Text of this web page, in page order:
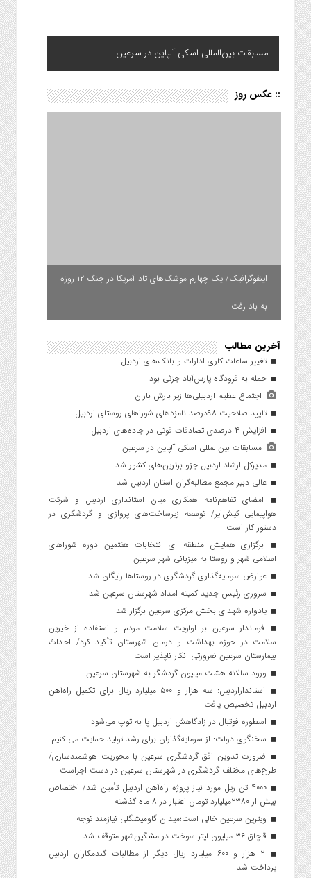
مسابقات بین‌المللی اسکی آلپاین در سرعین
:: عکس روز
اینفوگرافیک/ یک چهارم موشک‌های تاد آمریکا در جنگ ۱۲ روزه
به باد رفت
آخرین مطالب
تغییر ساعات کاری ادارات و بانک‌های اردبیل
حمله به فرودگاه پارس‌‌آباد جزئی بود
اجتماع عظیم اردبیلی‌ها زیر بارش باران
تایید صلاحیت ۹۸درصد نامزدهای شوراهای روستای اردبیل
افزایش ۴ درصدی تصادفات فوتی در جاده‌های اردبیل
مسابقات بین‌المللی اسکی آلپاین در سرعین
مدیرکل ارشاد اردبیل جزو برترین‌های کشور شد
عالی دبیر مجمع مطالبه‌گران استان اردبیل شد
امضای تفاهم‌نامه همکاری میان استانداری اردبیل و شرکت
هواپیمایی کیش‌ایر/ توسعه زیرساخت‌های پروازی و گردشگری در
دستور کار است
برگزاری همایش منطقه ای انتخابات هفتمین دوره شوراهای
اسلامی شهر و روستا به میزبانی شهر سرعین
عوارض سرمایه‌گذاری گردشگری در روستاها رایگان شد
سروری رئیس جدید کمیته امداد شهرستان سرعین شد
یادواره شهدای بخش مرکزی سرعین برگزار شد
فرماندار سرعین بر اولویت سلامت مردم و استفاده از خیرین
سلامت در حوزه بهداشت و درمان شهرستان تأکید کرد/ احداث
بیمارستان سرعین ضرورتی انکار ناپذیر است
ورود سالانه هشت میلیون گردشگر به شهرستان سرعین
استانداراردبیل: سه هزار و ۵۰۰ میلیارد ریال برای تکمیل راه‌آهن
اردبیل تخصیص یافت
اسطوره فوتبال در زادگاهش اردبیل پا به توپ می‌شود
سخنگوی دولت: از سرمایه‌گذاران برای رشد تولید حمایت می کنیم
ضرورت تدوین افق گردشگری سرعین با محوریت هوشمندسازی/
طرح‌های مختلف گردشگری در شهرستان سرعین در دست اجراست
۴۰۰۰ تن ریل مورد نیاز پروژه راه‌آهن اردبیل تأمین شد/ اختصاص
بیش از ۲۳۸۰میلیارد تومان اعتبار در ۸ ماه گذشته
ویترین سرعین خالی است؛میدان گاومیشگلی نیازمند توجه
قاچاق ۳۶ میلیون لیتر سوخت در مشگین‌شهر متوقف شد
۲ هزار و ۶۰۰‌ میلیارد ریال دیگر از مطالبات گندمکاران اردبیل
پرداخت شد